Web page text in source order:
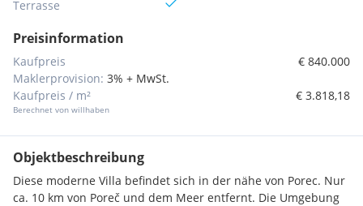
Terrasse
Preisinformation
Kaufpreis
€ 840.000
Maklerprovision: 3% + MwSt.
Kaufpreis / m²
Berechnet von willhaben
€ 3.818,18
Objektbeschreibung
Diese moderne Villa befindet sich in der nähe von Porec. Nur
ca. 10 km von Poreč und dem Meer entfernt. Die Umgebung